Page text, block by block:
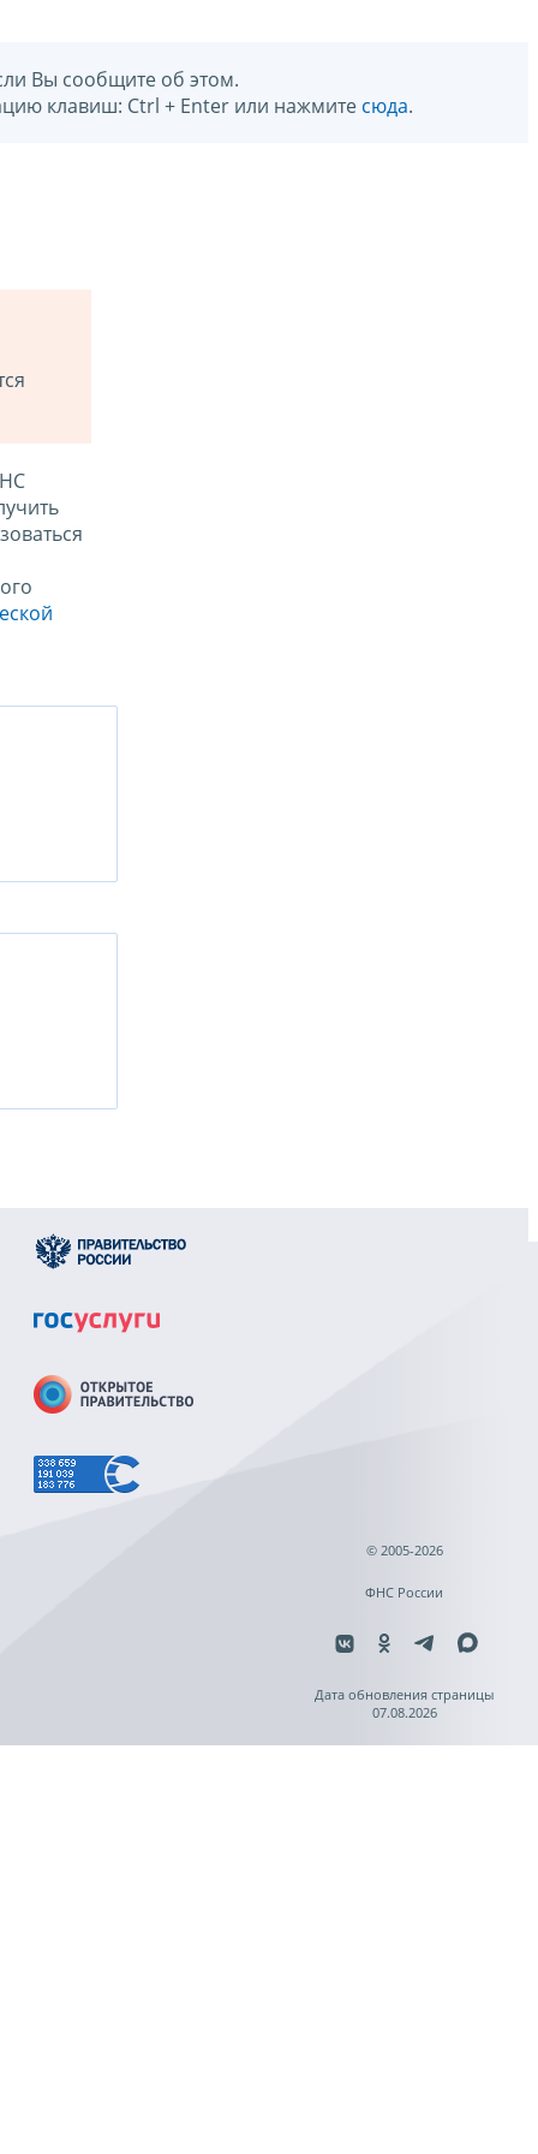
Вы сообщите об этом.
клавиш: Ctrl + Enter или нажмите сюда.
© 2005-2026
ФНС России
Дата обновления страницы
07.08.2026